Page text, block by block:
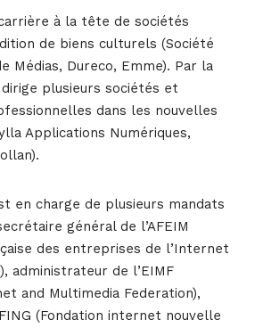
à la tête de sociétés
de biens culturels (Société
Médias, Dureco, Emme). Par la
plusieurs sociétés et
dans les nouvelles
Applications Numériques,
en charge de plusieurs mandats
général de l’AFEIM
des entreprises de l’Internet
administrateur de l’EIMF
and Multimedia Federation),
(Fondation internet nouvelle